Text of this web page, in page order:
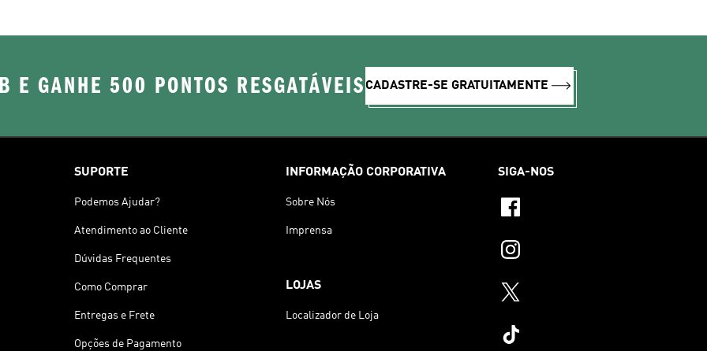
E GANHE 500 PONTOS RESGATÁVEIS CADASTRE-SE GRATUITAMENTE
SUPORTE
Podemos Ajudar?
Atendimento ao Cliente
Dúvidas Frequentes
Como Comprar
Entregas e Frete
Opções de Pagamento
INFORMAÇÃO CORPORATIVA
Sobre Nós
Imprensa
LOJAS
Localizador de Loja
SIGA-NOS